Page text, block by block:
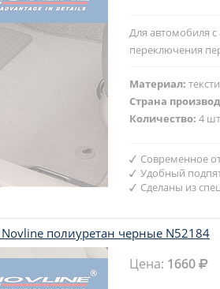
Для автомобиля
переключения
Материал:
Страна
Количество:4
Современное
Удобный
Сделаны из
полиуретан черные N52184
Цена: 1660